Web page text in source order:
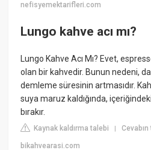
nefisyemektarifleri.com
Lungo kahve acı mı?
Lungo Kahve Acı Mı? Evet,
olan bir kahvedir. Bunun nedeni,
demleme süresinin artmasıdır.
suya maruz kaldığında,
bırakır.
Kaynak kaldırma talebi |
bikahvearasi.com